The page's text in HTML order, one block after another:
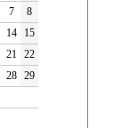
7
8
14
15
21 22
28 29